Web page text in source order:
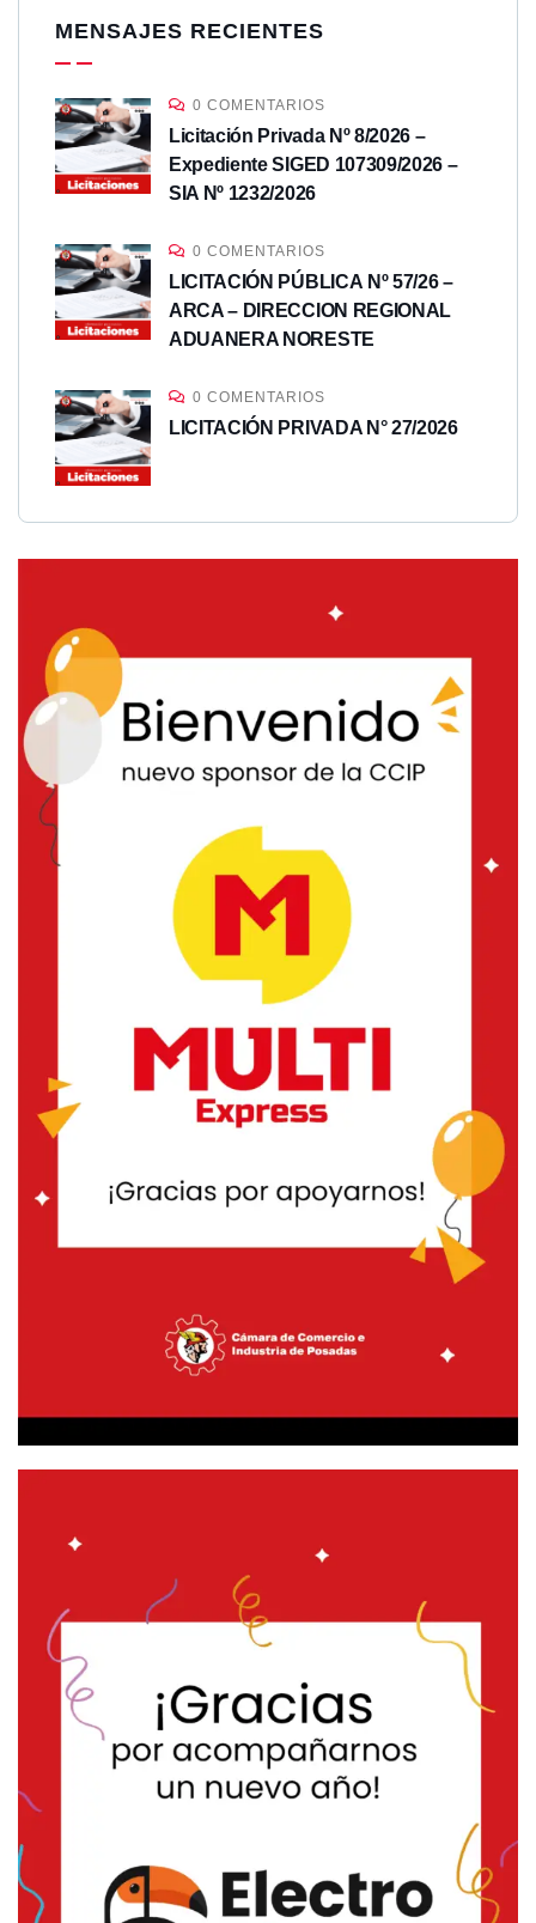
MENSAJES RECIENTES
0 COMENTARIOS
Licitación Privada Nº 8/2026 –
Expediente SIGED 107309/2026 –
SIA Nº 1232/2026
0 COMENTARIOS
LICITACIÓN PÚBLICA Nº 57/26 –
ARCA – DIRECCION REGIONAL
ADUANERA NORESTE
0 COMENTARIOS
LICITACIÓN PRIVADA N° 27/2026